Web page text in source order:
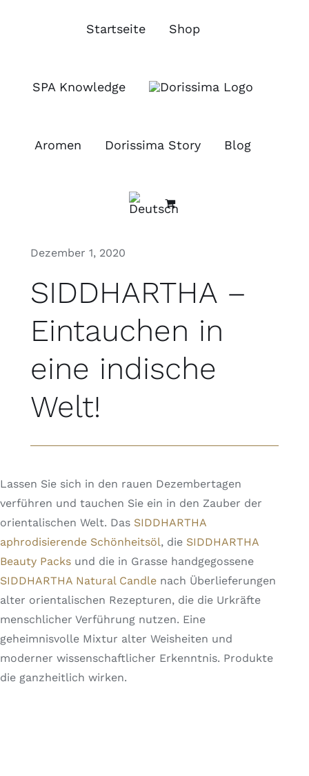
Startseite Shop
SPA Knowledge
Aromen Dorissima Story Blog
Dezember 1, 2020
SIDDHARTHA –
Eintauchen in
eine indische
Welt!
Lassen Sie sich in den rauen Dezembertagen
verführen und tauchen Sie ein in den Zauber der
orientalischen Welt. Das SIDDHARTHA
aphrodisierende Schönheitsöl, die SIDDHARTHA
Beauty Packs und die in Grasse handgegossene
SIDDHARTHA Natural Candle nach Überlieferungen
alter orientalischen Rezepturen, die die Urkräfte
menschlicher Verführung nutzen. Eine
geheimnisvolle Mixtur alter Weisheiten und
moderner wissenschaftlicher Erkenntnis. Produkte
die ganzheitlich wirken.